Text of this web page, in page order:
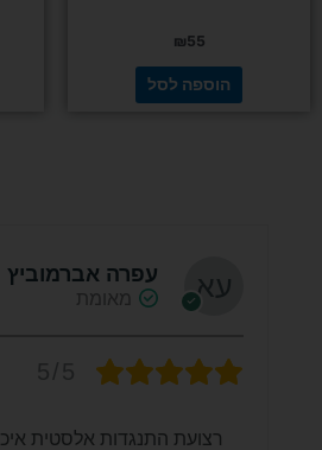
₪55
הוספה לסל
עפרה אברמוביץ
מאומת
רצועת התנגדות אלסטית